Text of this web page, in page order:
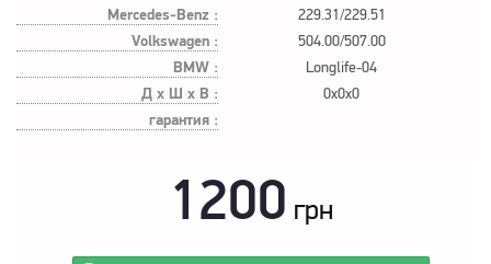
Mercedes-Benz : 229.31/229.51
Volkswagen : 504.00/507.00
BMW : Longlife-04
Д х Ш х В : 0x0x0
гарантия :
1200 грн